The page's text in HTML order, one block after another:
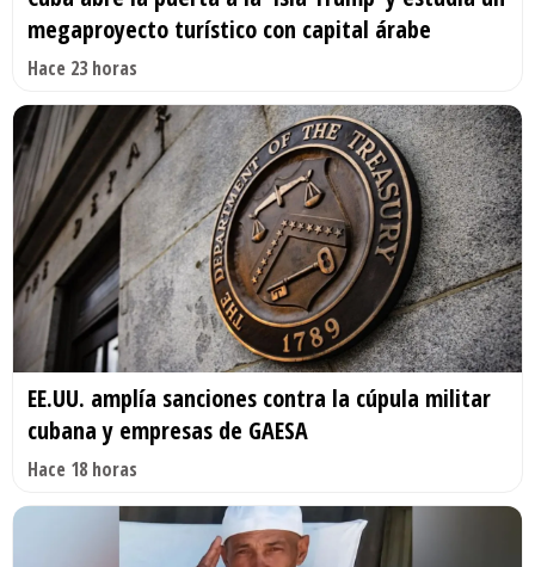
megaproyecto turístico con capital árabe
Hace 23 horas
EE.UU. amplía sanciones contra la cúpula militar
cubana y empresas de GAESA
Hace 18 horas